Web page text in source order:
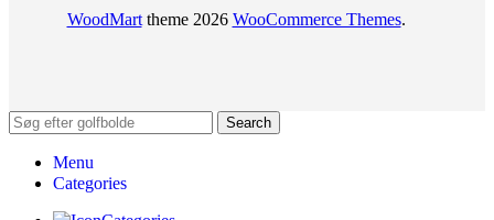
WoodMarttheme 2026 WooCommerce Themes.
Search
Menu
Categories